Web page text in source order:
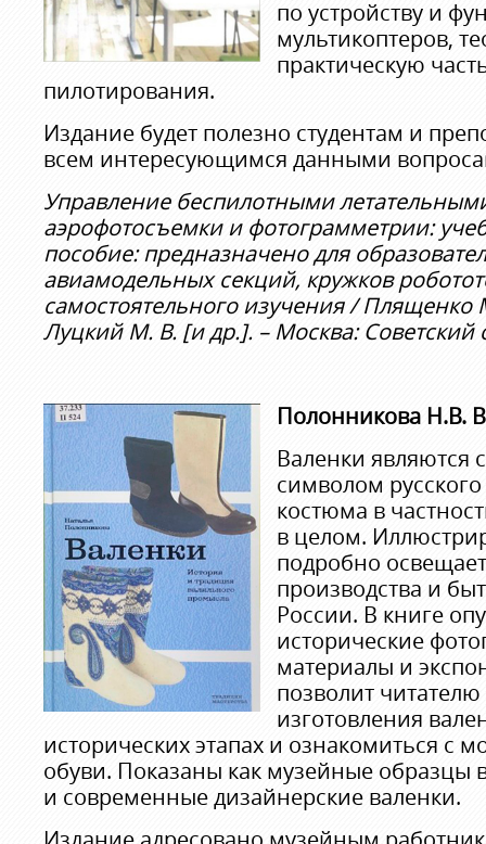
по устройству и
мультикоптеров,
практическую
пилотирования.
Издание будет полезно студентам и
всем интересующимся данными
Управление беспилотными
аэрофотосъемки и фотограмметрии:
пособие: предназначено для
авиамодельных секций, кружков
самостоятельного изучения /
Луцкий М. В. [и др.]. – Москва: Советский
Полонникова Н.В.
Валенки являются
символом
костюма в
в целом.
подробно
производства и
России. В книге
исторические
материалы и
позволит
изготовления
исторических этапах и ознакомиться с
обуви. Показаны как музейные образцы
и современные дизайнерские валенки.